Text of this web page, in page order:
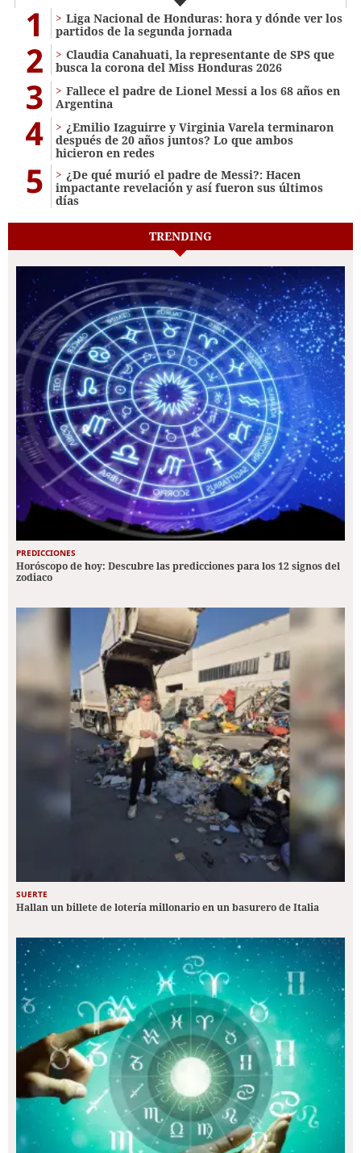
1
Liga Nacional de Honduras: hora y dónde ver los
partidos de la segunda jornada
2
Claudia Canahuati, la representante de SPS que
busca la corona del Miss Honduras 2026
3
Fallece el padre de Lionel Messi a los 68 años en
Argentina
4
¿Emilio Izaguirre y Virginia Varela terminaron
después de 20 años juntos? Lo que ambos
hicieron en redes
5
¿De qué murió el padre de Messi?: Hacen
impactante revelación y así fueron sus últimos
días
TRENDING
PREDICCIONES
Horóscopo de hoy: Descubre las predicciones para los 12 signos del
zodiaco
SUERTE
Hallan un billete de lotería millonario en un basurero de Italia